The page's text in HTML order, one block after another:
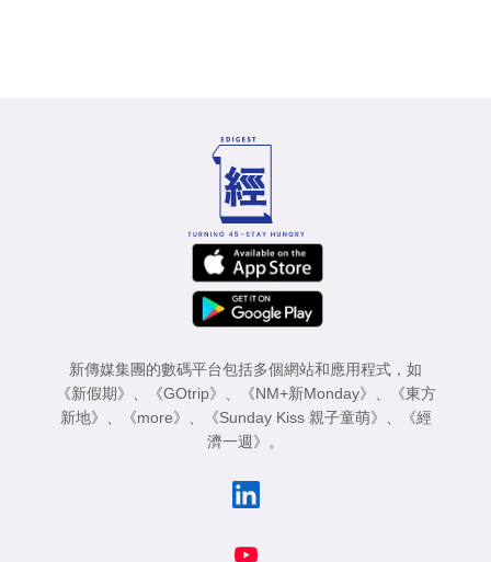
新傳媒集團的數碼平台包括多個網站和應用程式，如
《新假期》
《GOtrip》 《NM+新Monday》
《東方
新地》
《more》 《Sunday Kiss 親子童萌》
《經
濟一週》
。